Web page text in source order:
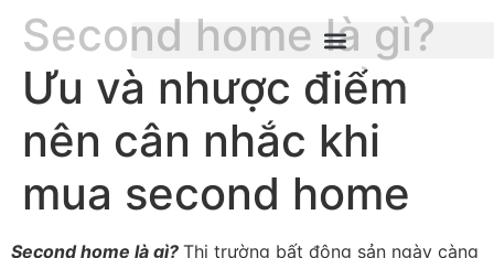
Second home là gì?
Ưu và nhược điểm
nên cân nhắc khi
mua second home
Second home là gì? Thị trường bất động sản ngày càng